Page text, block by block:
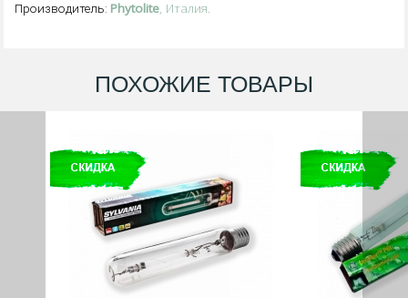
Производитель: Phytolite, Италия.
ПОХОЖИЕ ТОВАРЫ